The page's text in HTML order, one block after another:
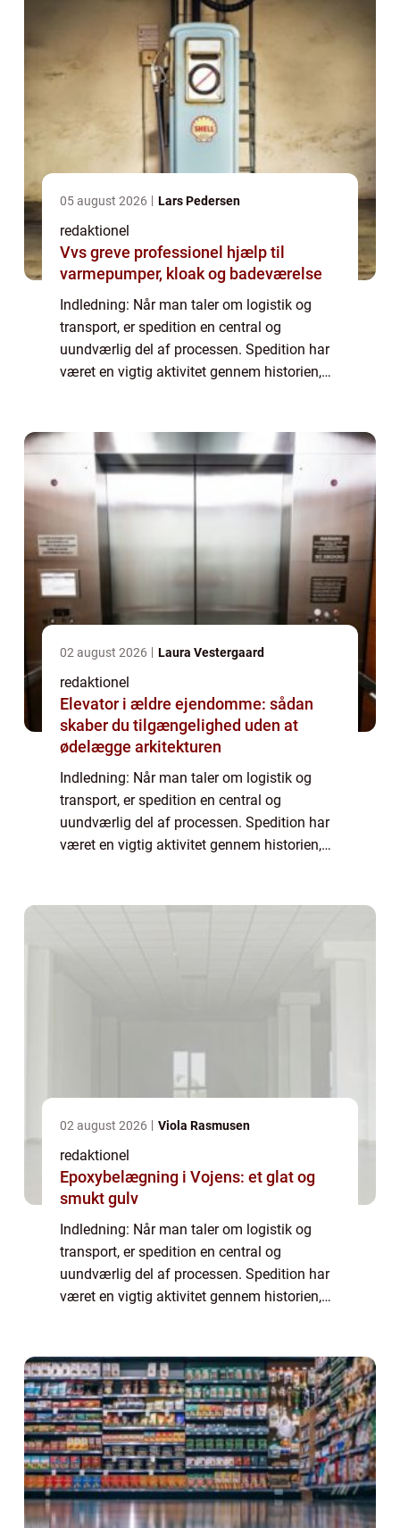
05 august 2026 Lars Pedersen
redaktionel
Vvs greve professionel hjælp til
varmepumper, kloak og badeværelse
Indledning: Når man taler om logistik og
transport, er spedition en central og
uundværlig del af processen. Spedition har
været en vigtig aktivitet gennem historien,
en...
02 august 2026 Laura Vestergaard
redaktionel
Elevator i ældre ejendomme: sådan
skaber du tilgængelighed uden at
ødelægge arkitekturen
Indledning: Når man taler om logistik og
transport, er spedition en central og
uundværlig del af processen. Spedition har
været en vigtig aktivitet gennem historien,
02 august 2026 Viola Rasmusen
redaktionel
Epoxybelægning i Vojens: et glat og
smukt gulv
Indledning: Når man taler om logistik og
transport, er spedition en central og
uundværlig del af processen. Spedition har
været en vigtig aktivitet gennem historien,
en...